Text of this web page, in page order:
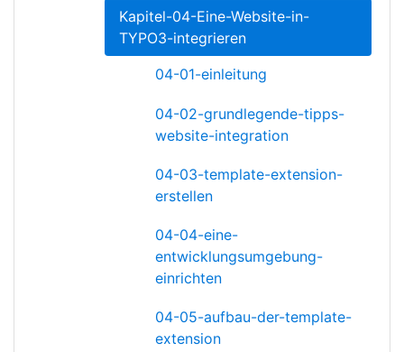
Kapitel-04-Eine-Website-in-
TYPO3-integrieren
04-01-einleitung
04-02-grundlegende-tipps-
website-integration
04-03-template-extension-
erstellen
04-04-eine-
entwicklungsumgebung-
einrichten
04-05-aufbau-der-template-
extension